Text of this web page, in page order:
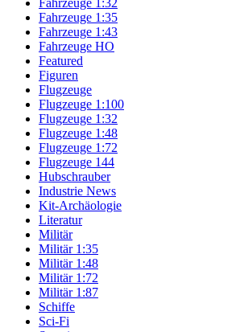
Fahrzeuge 1:32
Fahrzeuge 1:35
Fahrzeuge 1:43
Fahrzeuge HO
Featured
Figuren
Flugzeuge
Flugzeuge 1:100
Flugzeuge 1:32
Flugzeuge 1:48
Flugzeuge 1:72
Flugzeuge 144
Hubschrauber
Industrie News
Kit-Archäologie
Literatur
Militär
Militär 1:35
Militär 1:48
Militär 1:72
Militär 1:87
Schiffe
Sci-Fi